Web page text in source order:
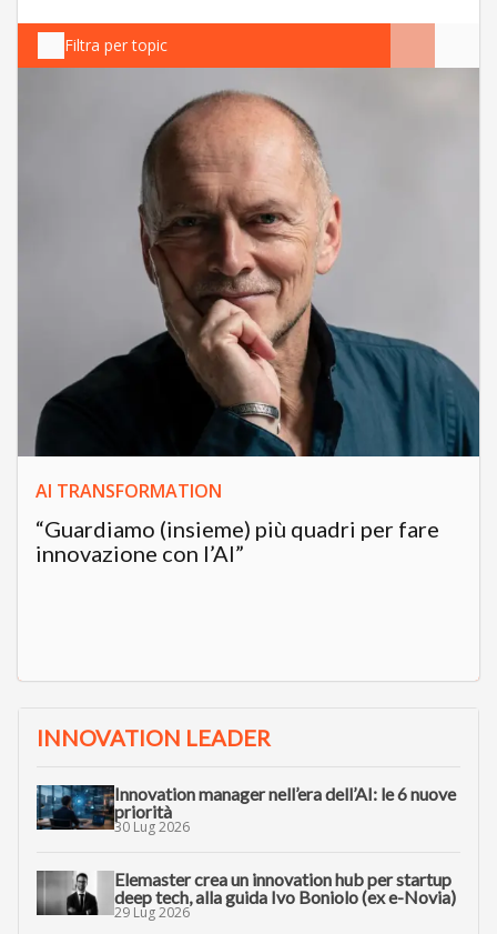
Filtra per topic
AI TRANSFORMATION
“Guardiamo (insieme) più quadri per fare
innovazione con l’AI”
INNOVATION LEADER
Innovation manager nell’era dell’AI: le 6 nuove
priorità
30 Lug 2026
Elemaster crea un innovation hub per startup
deep tech, alla guida Ivo Boniolo (ex e-Novia)
29 Lug 2026